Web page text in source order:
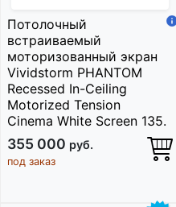
Потолочный
встраиваемый
моторизованный экран
Vividstorm PHANTOM
Recessed In-Ceiling
Motorized Tension
Cinema White Screen 135.
355 000 руб.
под заказ